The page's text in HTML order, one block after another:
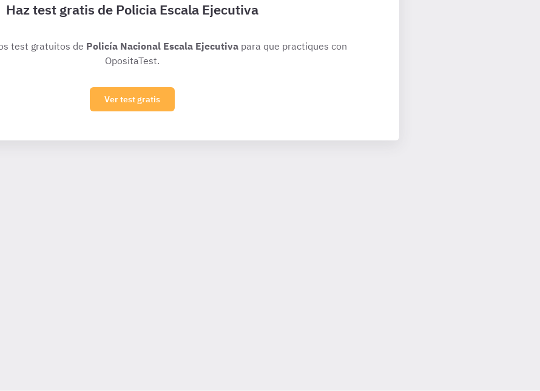
Haz test gratis de Policia Escala Ejecutiva
test gratuitos de Policía Nacional Escala Ejecutivapara que practiques con
OpositaTest.
Ver test gratis